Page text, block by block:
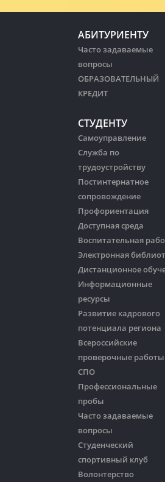
АБИТУРИЕНТУ
Часто задаваемые
вопросы
ОБРАЗОВАТЕЛЬНЫЙ
КРЕДИТ
СТУДЕНТУ
Самоуправление
Служба по
трудоустройству
Постинтернатное
сопровождение
Профориентация
Доступная среда
Воспитательная
Электронная
Дистанционное
Информационные
ресурсы
Развитие кадрового
потенциала региона
Всероссийские
проверочные работы
СПО
Профессиональные
пробы
Часто задаваемые
вопросы
Студенческий
спортивный клуб
Волонтерство